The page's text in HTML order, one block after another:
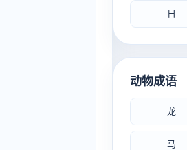
日
动物成语
龙
马